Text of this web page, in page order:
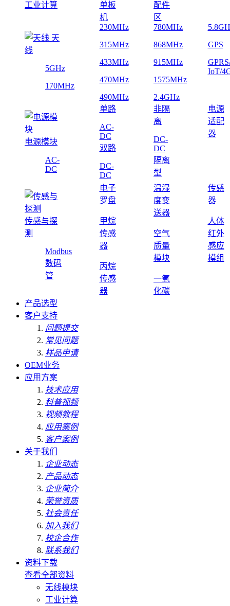
工业计算
单板
机
配件
区
天
线
5GHz
170MHz
230MHz
315MHz
433MHz
470MHz
490MHz
780MHz
868MHz
915MHz
1575MHz
2.4GHz
GPS
IoT/
电源模块
AC-
DC
单路
AC-
DC
双路
DC-
DC
非隔
离
DC-
DC
隔离
型
电源
适配
器
传感与探
测
Modbus
数码
管
电子
罗盘
甲烷
传感
器
丙烷
传感
器
温湿
度变
送器
空气
质量
模块
一氧
化碳
传感
器
人体
红外
感应
模组
产品选型
客户支持
问题提交
常见问题
样品申请
OEM业务
应用方案
技术应用
科普视频
视频教程
应用案例
客户案例
关于我们
企业动态
产品动态
企业简介
荣誉资质
社会责任
加入我们
校企合作
联系我们
资料下载
查看全部资料
无线模块
工业计算